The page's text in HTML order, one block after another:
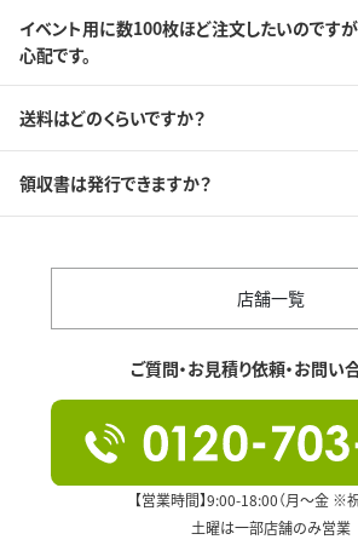
イベント用に数100枚ほど注文したいのです
心配です。
送料はどのくらいですか？
領収書は発行できますか？
店舗一覧
ご質問・お見積り依頼・お問い
【営業時間】9:00-18:00（月～金 ※祝
土曜は一部店舗のみ営業